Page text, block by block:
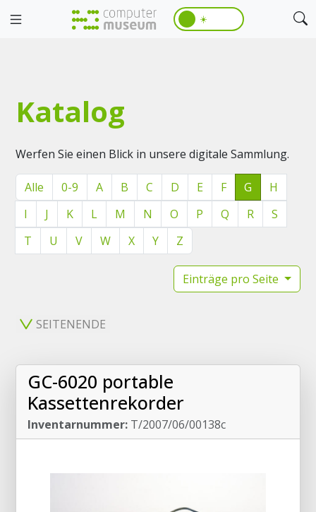
☀️
Katalog
Werfen Sie einen Blick in unsere digitale Sammlung.
Alle 0-9 A B C D E F G
H
I
J K L M N O P Q R
S
T
U V W X Y Z
Einträge pro Seite
SEITENENDE
GC-6020 portable
Kassettenrekorder
Inventarnummer: T/2007/06/00138c